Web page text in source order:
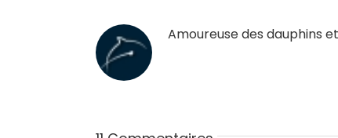
Amoureuse des dauphins